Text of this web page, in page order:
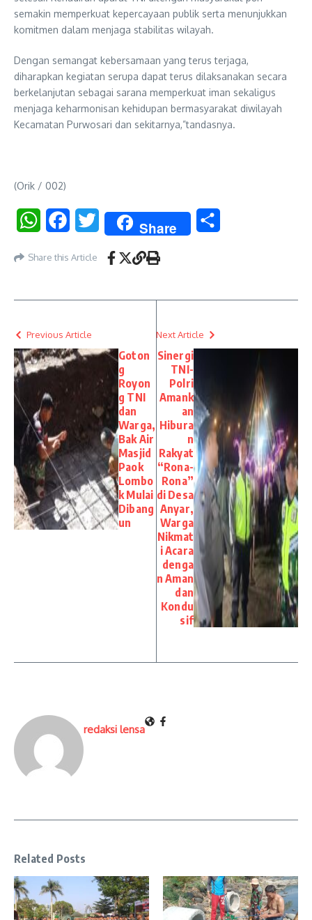
semakin memperkuat kepercayaan publik serta menunjukkan
komitmen dalam menjaga stabilitas wilayah.
Dengan semangat kebersamaan yang terus terjaga,
diharapkan kegiatan serupa dapat terus dilaksanakan secara
berkelanjutan sebagai sarana memperkuat iman sekaligus
menjaga keharmonisan kehidupan bermasyarakat diwilayah
Kecamatan Purwosari dan sekitarnya,”tandasnya.
(Orik / 002)
WhatsAppFacebookTwitter Share
Share this Article
Previous Article
Goton
g
Royon
g TNI
dan
Warga,
Bak Air
Masjid
Paok
Lombo
k Mulai
Dibang
un
Next Article
Sinergi
TNI-
Polri
Amank
an
Hibura
n
Rakyat
“Rona-
Rona”
di Desa
Anyar,
Warga
Nikmat
i Acara
denga
n Aman
dan
Kondu
sif
redaksi lensa
Related Posts